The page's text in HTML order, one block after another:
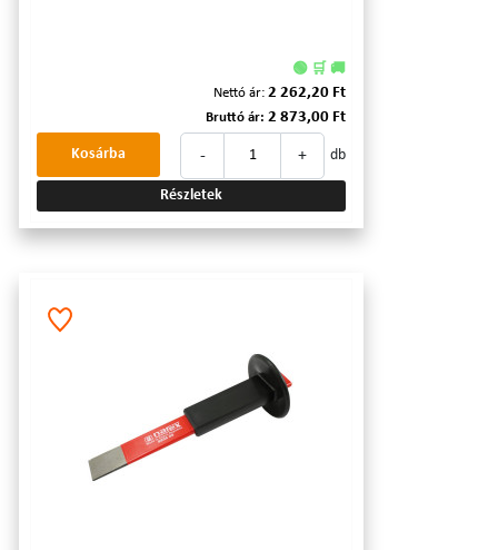
🟢 🛒 🚚
Nettó ár: 2 262,20 Ft
Bruttó ár: 2 873,00 Ft
- + db
Kosárba
Részletek